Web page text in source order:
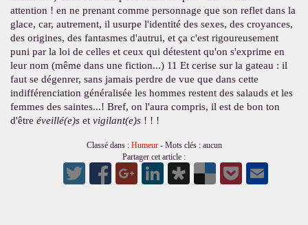
attention ! en ne prenant comme personnage que son reflet dans la
glace, car, autrement, il usurpe l'identité des sexes, des croyances,
des origines, des fantasmes d'autrui, et ça c'est rigoureusement
puni par la loi de celles et ceux qui détestent qu'on s'exprime en
leur nom (même dans une fiction...) 11 Et cerise sur la gateau : il
faut se dégenrer, sans jamais perdre de vue que dans cette
indifférenciation généralisée les hommes restent des salauds et les
femmes des saintes...! Bref, on l'aura compris, il est de bon ton
d'être éveillé(e)set vigilant(e)s! ! !
Classé dans : Humeur- Mots clés : aucun
Partager cet article :